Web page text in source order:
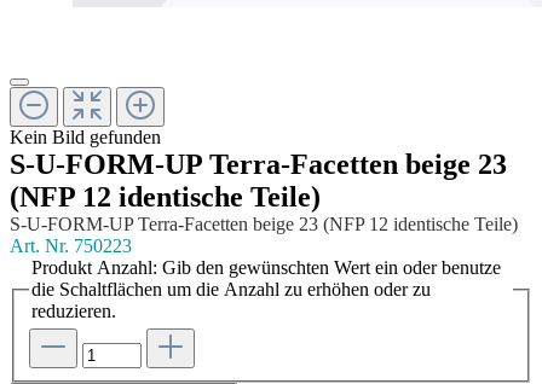
Kein Bild gefunden
S-U-FORM-UP Terra-Facetten beige 23
(NFP 12 identische Teile)
S-U-FORM-UP Terra-Facetten beige 23 (NFP 12 identische Teile)
Art. Nr. 750223
Produkt Anzahl: Gib den gewünschten Wert ein oder benutze
die Schaltflächen um die Anzahl zu erhöhen oder zu
reduzieren.